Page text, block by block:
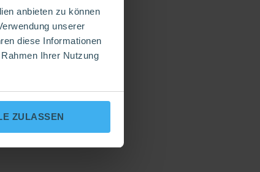
anbieten zu können
unserer
diese Informationen
Ihrer Nutzung
ZULASSEN